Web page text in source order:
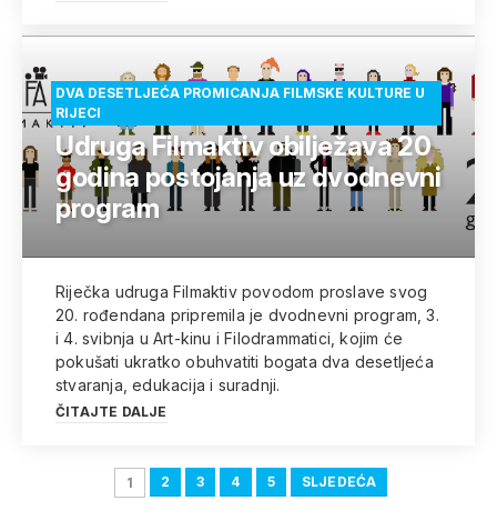
DVA DESETLJEĆA PROMICANJA FILMSKE KULTURE U
RIJECI
Udruga Filmaktiv obilježava 20
godina postojanja uz dvodnevni
program
Riječka udruga Filmaktiv povodom proslave svog
20. rođendana pripremila je dvodnevni program, 3.
i 4. svibnja u Art-kinu i Filodrammatici, kojim će
pokušati ukratko obuhvatiti bogata dva desetljeća
stvaranja, edukacija i suradnji.
ČITAJTE DALJE
1 2 3 4 5 SLJEDEĆA